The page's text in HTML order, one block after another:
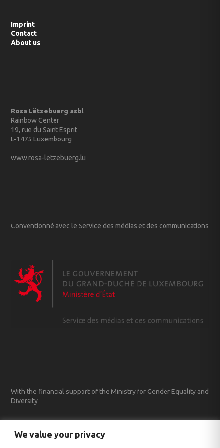
We value your privacy
Imprint
Contact
About us
Rosa Lëtzebuerg asbl
Rainbow Center
19, rue du Saint Esprit
L-1475 Luxembourg
www.rosa-letzebuerg.lu
Conventionné avec le Service des médias et des communications
With the financial support of the Ministry for Gender Equality and
Diversity